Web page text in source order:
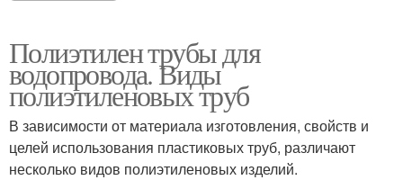
Полиэтилен трубы для
водопровода. Виды
полиэтиленовых труб
В зависимости от материала изготовления, свойств и
целей использования пластиковых труб, различают
несколько видов полиэтиленовых изделий.